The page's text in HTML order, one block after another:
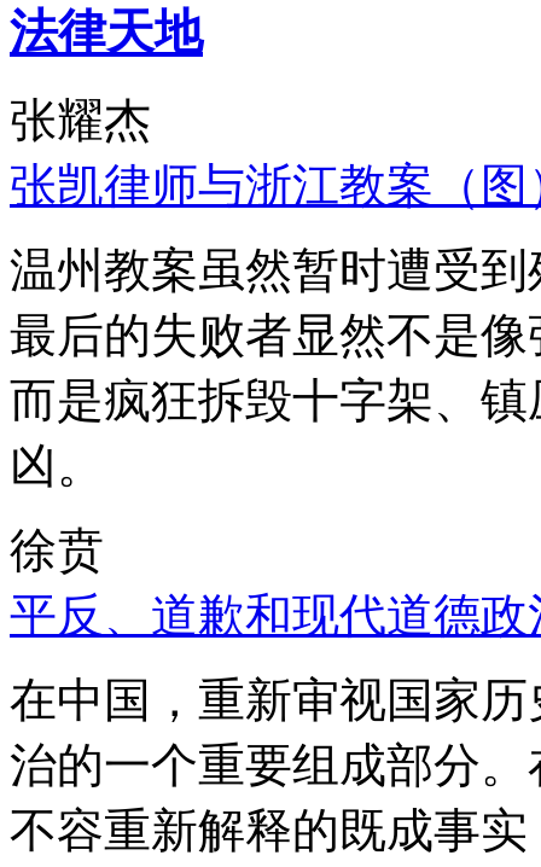
法律天地
张耀杰
张凯律师与浙江教案（图
温州教案虽然暂时遭受
最后的失败者显然不是
而是疯狂拆毁十字架、
凶。
徐贲
平反、道歉和现代道德政
在中国，重新审视国家
治的一个重要组成部分
不容重新解释的既成事